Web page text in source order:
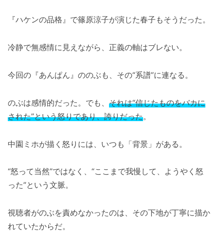
『ハケンの品格』で篠原涼子が演じた春子もそうだった。
冷静で無感情に見えながら、正義の軸はブレない。
今回の『あんぱん』ののぶも、その“系譜”に連なる。
のぶは感情的だった。でも、 それは“信じたものをバカに
された”という怒りであり、誇りだった。
中園ミホが描く怒りには、いつも「背景」がある。
“怒って当然”ではなく、“ここまで我慢して、ようやく怒
った”という文脈。
視聴者がのぶを責めなかったのは、その下地が丁寧に描か
れていたからだ。